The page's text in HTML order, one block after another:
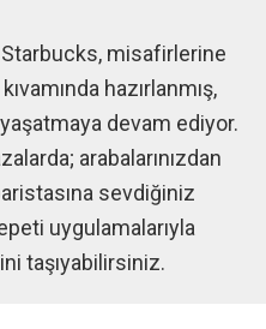
misafirlerine
hazırlanmış,
devam ediyor.
arabalarınızdan
sevdiğiniz
uygulamalarıyla
taşıyabilirsiniz.